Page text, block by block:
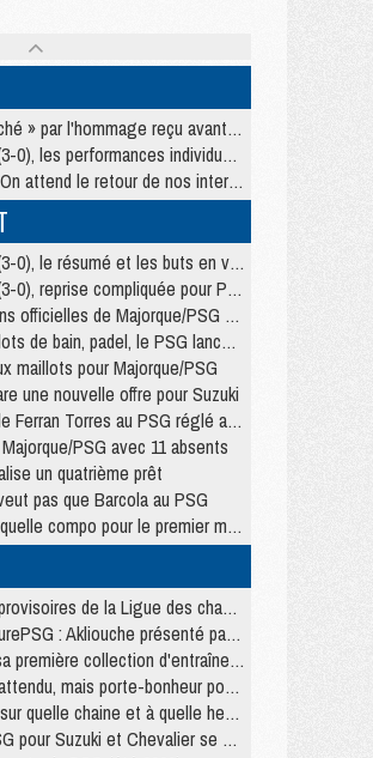
l'hommage reçu avant Majorque/PSG
les performances individuelles
le retour de nos internationaux »
0), le résumé et les buts en video
reprise compliquée pour Paris
Majorque/PSG avec Kvara et de nombreux jeunes
padel, le PSG lance sa collection été
maillots pour Majorque/PSG
une nouvelle offre pour Suzuki
Torres au PSG réglé avant le 12 août ?
PSG avec 11 absents
un quatrième prêt
pas que Barcola au PSG
pour le premier match de la saison 2026/27 ?
de la Ligue des champions 2026/27
: Akliouche présenté par un fan de Monaco
collection d'entraînement pour 2026/2027
mais porte-bonheur pour Lens/PSG
chaine et à quelle heure regarder le match ?
Suzuki et Chevalier se précise